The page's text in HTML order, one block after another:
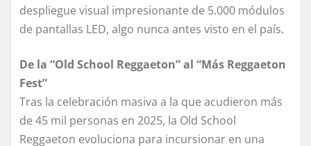
despliegue visual impresionante de 5.000 módulos
de pantallas LED, algo nunca antes visto en el país.
De la “Old School Reggaeton” al “Más Reggaeton
Fest”
Tras la celebración masiva a la que acudieron más
de 45 mil personas en 2025, la Old School
Reggaeton evoluciona para incursionar en una